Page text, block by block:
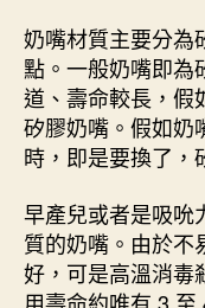
奶嘴材質主要分為
點。一般奶嘴即為
道、壽命較長，假
矽膠奶嘴。假如奶
時，即是要換了，
早產兒或者是吸吮
質的奶嘴。由於不
好，可是高溫消毒